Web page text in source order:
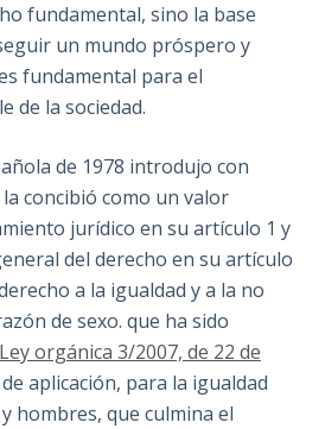
fundamental, sino la base
un mundo próspero y
fundamental para el
de la sociedad.
de 1978 introdujo con
concibió como un valor
jurídico en su artículo 1 y
del derecho en su artículo
a la igualdad y a la no
de sexo. que ha sido
Ley orgánica 3/2007, de 22 de
aplicación, para la igualdad
hombres, que culmina el